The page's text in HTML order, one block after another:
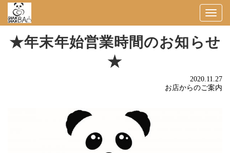
★年末年始営業時間のお知らせ
★
2020.11.27
お店からのご案内